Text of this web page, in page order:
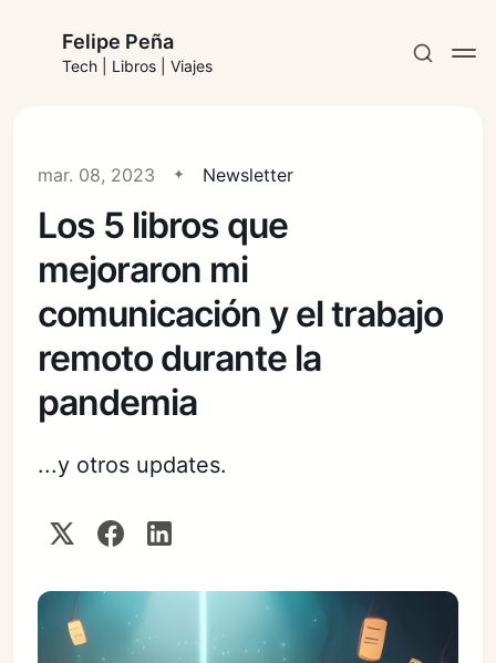
Felipe Peña
Tech | Libros | Viajes
Suscribirse
Iniciar sesión
mar. 08, 2023 Newsletter
Los 5 libros que
mejoraron mi
comunicación y el trabajo
remoto durante la
pandemia
...y otros updates.